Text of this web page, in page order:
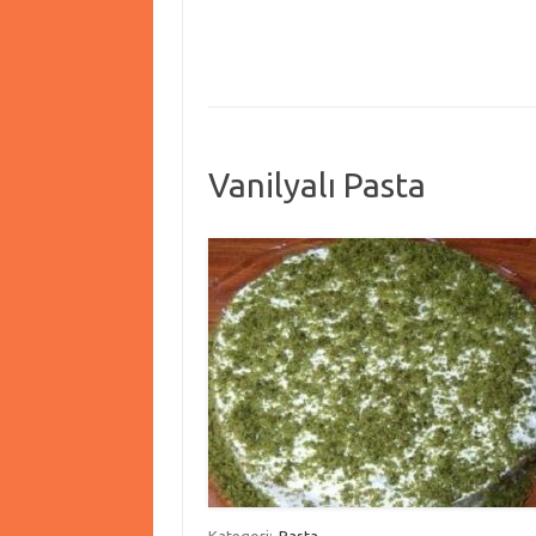
Vanilyalı Pasta